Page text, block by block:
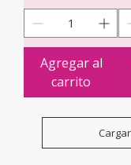
Agregar al
carrito